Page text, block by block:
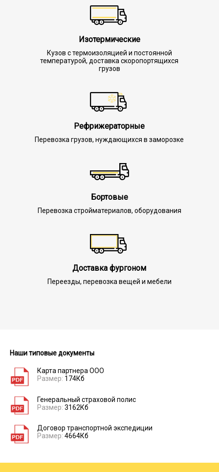
Изотермические
Кузов с термоизоляцией и постоянной
температурой, доставка скоропортящихся
грузов
Рефрижераторные
Перевозка грузов, нуждающихся в заморозке
Бортовые
Перевозка стройматериалов, оборудования
Доставка фургоном
Переезды, перевозка вещей и мебели
Наши типовые документы
Карта партнера ООО
Размер: 174Кб
Генеральный страховой полис
Размер: 3162Кб
Договор транспортной экспедиции
Размер: 4664Кб